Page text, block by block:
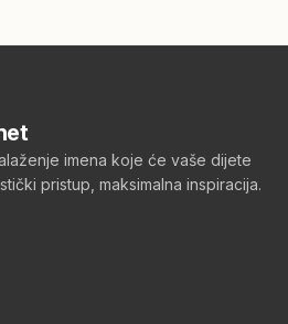
imena koje će vaše dijete
pristup, maksimalna inspiracija.